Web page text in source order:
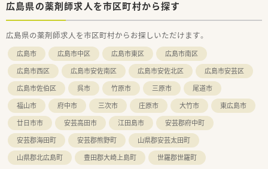
で、
安心してご就業いただけます。
他にも、夏季休暇・結婚休暇・出産休暇（産休取得者以外）・
産前産後休暇・忌引休暇・子の看護休暇・介護休暇が取得可能で
す。
広島県の薬剤師求人を市区町村から探す
広島県の薬剤師求人を市区町村からお探しいただけます。
広島市 広島市中区 広島市東区
広島市南区
広島市西区
広島市安佐南区 広島市安佐北区
広島市安芸区
広島市佐伯区
呉市 竹原市 三原市
尾道市
福山市
府中市 三次市 庄原市 大竹市
東広島市
廿日市市
安芸高田市 江田島市
安芸郡府中町
安芸郡海田町
安芸郡熊野町
山県郡安芸太田町
山県郡北広島町
豊田郡大崎上島町 世羅郡世羅町